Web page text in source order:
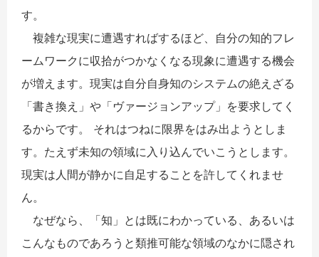
す。
複雑な現実に遭遇すればするほど、自分の知的フレ
ームワークに収拾がつかなくなる現象に遭遇する機会
が増えます。現実は自分自身知のシステムの絶えざる
「書き換え」や「ヴァージョンアップ」を要求してく
るからです。 それはつねに限界をはみ出ようとしま
す。たえず未知の領域に入り込んでいこうとします。
現実は人間が静かに自足することを許してくれませ
ん。
なぜなら、「知」とは既にわかっている、あるいは
こんなものであろうと類推可能な領域のなかに隠され